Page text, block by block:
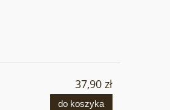
37,90 zł
do koszyka